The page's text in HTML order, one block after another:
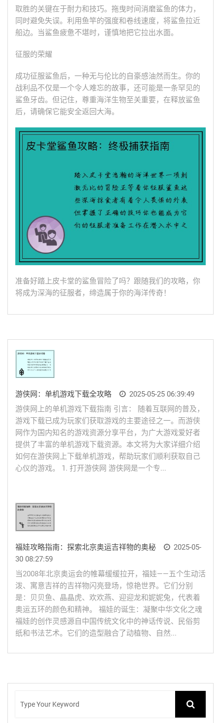
取胜的关键在于耐力和技巧。拖曳时间消磨鲨鱼的体力，
同时避免失误。利用鱼竿的强度和卷线速度，将鲨鱼拉近
船边。当鲨鱼疲惫不堪时，谨慎地把它拉出水面。
征服的荣耀
成功征服鲨鱼后，一种无与伦比的自豪感油然而生。你的
战利品不仅是一个令人难忘的故事，还可能是一条罕见的
鲨鱼牙齿。但记住，尊重海洋生物至关重要，在释放鲨鱼
后，请确保它能安全返回大海。
准备好踏上皮卡堂的鲨鱼冒险了吗？跟随我们的攻略，你
将成为深海的征服者，缔造属于你的海洋传奇！
游侠网：单机游戏下载全攻略
2025-05-25 06:39:49
游侠网上的单机游戏下载指南 引言： 随着互联网的普及，
游戏下载已成为玩家们获取游戏的主要途径之一。而游侠
网作为国内知名的游戏资源分享平台，为广大游戏爱好者
提供了丰富的单机游戏下载资源。本文将为大家详细介绍
如何在游侠网上下载单机游戏，帮助玩家们顺利获取自己
心仪的游戏。 1. 打开游侠网 游侠网是一个专...
福娃攻略指南：探索北京奥运吉祥物的奥秘
2025-05-
30 08:27:59
当2008年北京奥运会的帷幕缓缓拉开，福娃——五个生动活
泼、寓意吉祥的吉祥物闪亮登场，惊艳世界。它们分别
是：贝贝鱼、晶晶虎、欢欢燕、迎迎龙和妮妮兔，代表着
奥运五环的颜色和精神。 福娃的诞生：凝聚中华文化之魂
福娃的创作灵感源自中国传统文化中的神话传说、民俗剪
纸和书法艺术。它们的造型融合了动植物、自然...